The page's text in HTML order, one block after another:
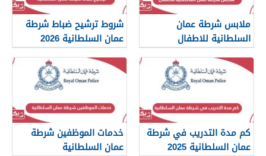
ملابس شرطة عمان
السلطانية للاطفال
شروط ترشيح ضباط شرطة
عمان السلطانية 2026
كم مدة التدريب في شرطة
عمان السلطانية 2025
خدمات الموظفين شرطة
عمان السلطانية